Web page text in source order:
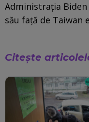
Administraţia
său faţă de Taiwan
Citește